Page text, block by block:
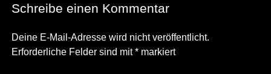
Schreibe einen Kommentar
Deine E-Mail-Adresse wird nicht veröffentlicht.
Erforderliche Felder sind mit*markiert